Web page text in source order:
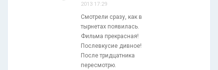
2013 17:29
Смотрели сразу, как в
тырнетах появилась.
Фильма прекрасная!
Послевкусие дивное!
После тридцатника
пересмотрю.